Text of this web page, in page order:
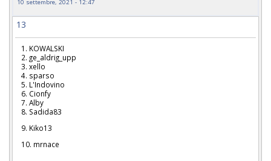
10 settembre, 2021 - 12:47
13
1. KOWALSKI
2. ge_aldrig_upp
3. xello
4. sparso
5. L'Indovino
6. Cionfy
7. Alby
8. Sadida83
9. Kiko13
10. mrnace